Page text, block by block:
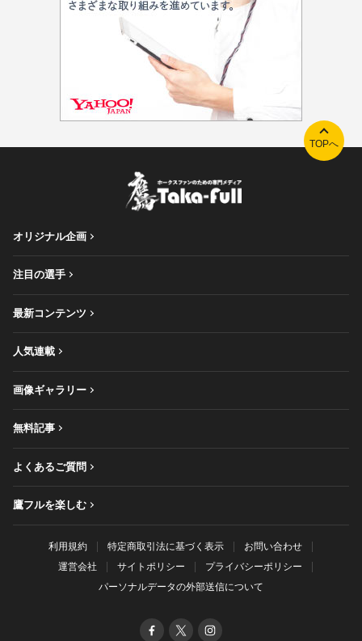
TOPへ
オリジナル企画
注目の選手
最新コンテンツ
人気連載
画像ギャラリー
無料記事
よくあるご質問
鷹フルを楽しむ
利用規約 特定商取引法に基づく表示
お問い合わせ
運営会社
サイトポリシー
プライバシーポリシー
パーソナルデータの外部送信について